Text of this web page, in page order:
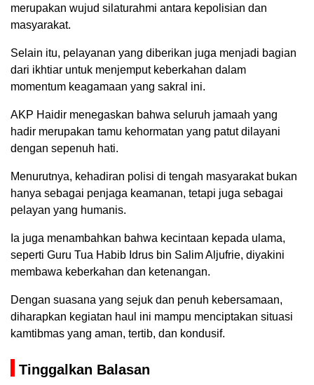
merupakan wujud silaturahmi antara kepolisian dan
masyarakat.
Selain itu, pelayanan yang diberikan juga menjadi bagian
dari ikhtiar untuk menjemput keberkahan dalam
momentum keagamaan yang sakral ini.
AKP Haidir menegaskan bahwa seluruh jamaah yang
hadir merupakan tamu kehormatan yang patut dilayani
dengan sepenuh hati.
Menurutnya, kehadiran polisi di tengah masyarakat bukan
hanya sebagai penjaga keamanan, tetapi juga sebagai
pelayan yang humanis.
Ia juga menambahkan bahwa kecintaan kepada ulama,
seperti Guru Tua Habib Idrus bin Salim Aljufrie, diyakini
membawa keberkahan dan ketenangan.
Dengan suasana yang sejuk dan penuh kebersamaan,
diharapkan kegiatan haul ini mampu menciptakan situasi
kamtibmas yang aman, tertib, dan kondusif.
Tinggalkan Balasan